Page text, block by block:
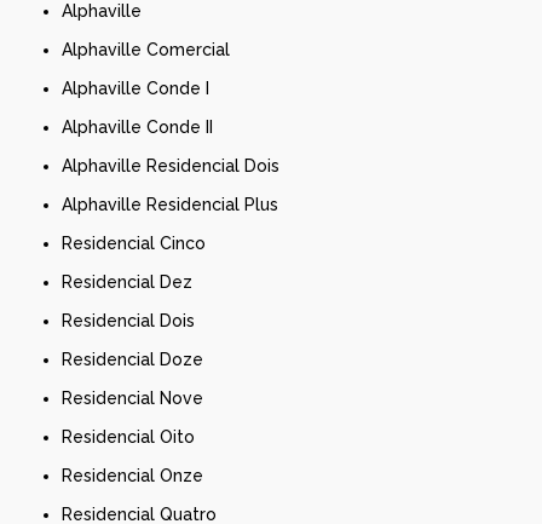
Alphaville
Alphaville Comercial
Alphaville Conde I
Alphaville Conde II
Alphaville Residencial Dois
Alphaville Residencial Plus
Residencial Cinco
Residencial Dez
Residencial Dois
Residencial Doze
Residencial Nove
Residencial Oito
Residencial Onze
Residencial Quatro